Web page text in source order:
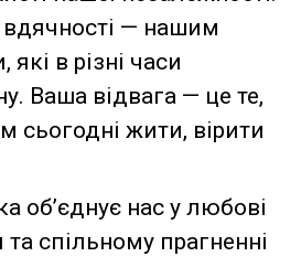
— нашим
які в різні часи
Ваша відвага — це те,
сьогодні жити, вірити
об’єднує нас у любові
спільному прагненні